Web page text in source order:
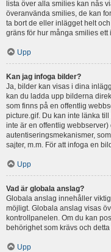
lista över alla smilies kan nås
överanvända smilies, de kan
ta bort de eller inlägget helt
gräns för hur många smilies
Upp
Kan jag infoga bilder?
Ja, bilder kan visas i dina
kan du ladda upp bilderna
som finns på en offentlig
picture.gif. Du kan inte länka
inte är en offentlig
autentiseringsmekanismer,
sajter, m.m. För att infoga en
Upp
Vad är globala anslag?
Globala anslag innehåller
möjligt. Globala anslag visas
kontrollpanelen. Om du kan
behörighet som krävs och
Upp